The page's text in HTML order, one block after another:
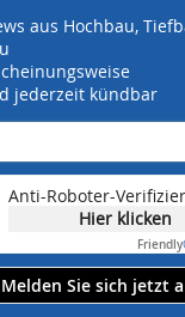
aus Hochbau,
jederzeit kündbar
Anti-Roboter-
Hier klicken
Friendly
Melden Sie sich jetzt